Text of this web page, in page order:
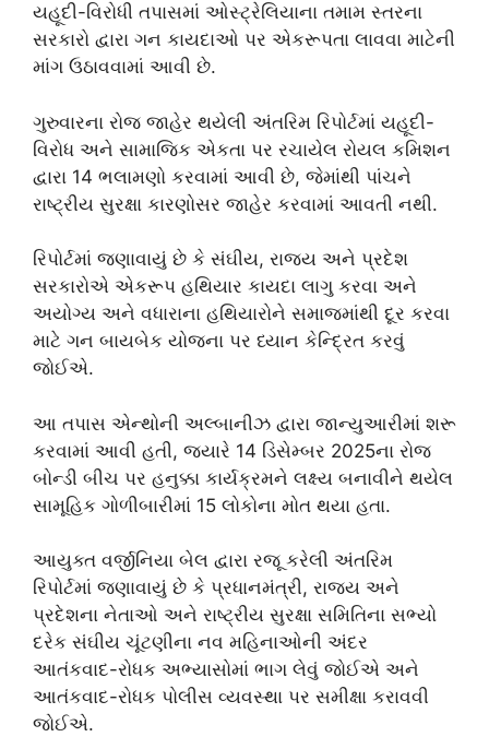
યહૂદી-વિરોધી તપાસમાં ઓસ્ટ્રેલિયાના તમામ સ્તરના
સરકારો દ્વારા ગન કાયદાઓ પર એકરૂપતા લાવવા માટેની
માંગ ઉઠાવવામાં આવી છે.
ગુરુવારના રોજ જાહેર થયેલી અંતરિમ રિપોર્ટમાં યહૂદી-
વિરોધ અને સામાજિક એકતા પર રચાયેલ રોયલ કમિશન
દ્વારા 14 ભલામણો કરવામાં આવી છે, જેમાંથી પાંચને
રાષ્ટ્રીય સુરક્ષા કારણોસર જાહેર કરવામાં આવતી નથી.
રિપોર્ટમાં જણાવાયું છે કે સંઘીય, રાજ્ય અને પ્રદેશ
સરકારોએ એકરૂપ હથિયાર કાયદા લાગુ કરવા અને
અયોગ્ય અને વધારાના હથિયારોને સમાજમાંથી દૂર કરવા
માટે ગન બાયબેક યોજના પર ધ્યાન કેન્દ્રિત કરવું
જોઈએ.
આ તપાસ એન્થોની અલ્બાનીઝ દ્વારા જાન્યુઆરીમાં શરૂ
કરવામાં આવી હતી, જ્યારે 14 ડિસેમ્બર 2025ના રોજ
બોન્ડી બીચ પર હનુક્કા કાર્યક્રમને લક્ષ્ય બનાવીને થયેલ
સામૂહિક ગોળીબારીમાં 15 લોકોના મોત થયા હતા.
આયુક્ત વર્જીનિયા બેલ દ્વારા રજૂ કરેલી અંતરિમ
રિપોર્ટમાં જણાવાયું છે કે પ્રધાનમંત્રી, રાજ્ય અને
પ્રદેશના નેતાઓ અને રાષ્ટ્રીય સુરક્ષા સમિતિના સભ્યો
દરેક સંઘીય ચૂંટણીના નવ મહિનાઓની અંદર
આતંકવાદ-રોધક અભ્યાસોમાં ભાગ લેવું જોઈએ અને
આતંકવાદ-રોધક પોલીસ વ્યવસ્થા પર સમીક્ષા કરાવવી
જોઈએ.